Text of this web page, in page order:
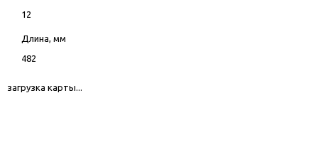
12
Длина, мм
482
загрузка карты...